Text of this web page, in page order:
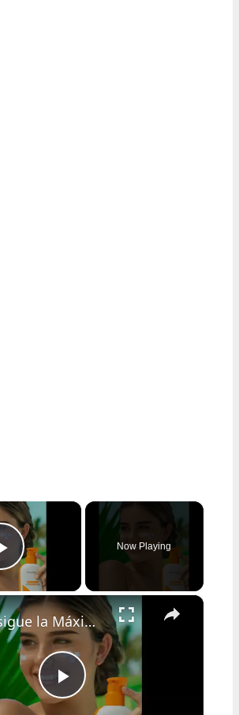
×
Play Video
Now Playing
×
Play
Consigue la Máxima Protección con los Mejores Protectores Solares